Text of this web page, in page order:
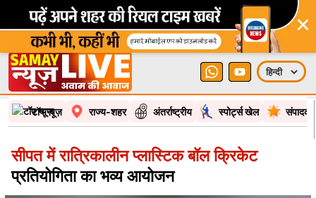
×
टॉप न्यूज़ राज्य-शहर अंतर्राष्ट्रीय स्पोर्ट्स खेल
सीपत में रात्रिकालीन प्लास्टिक बॉल क्रिकेट
प्रतियोगिता का भव्य आयोजन